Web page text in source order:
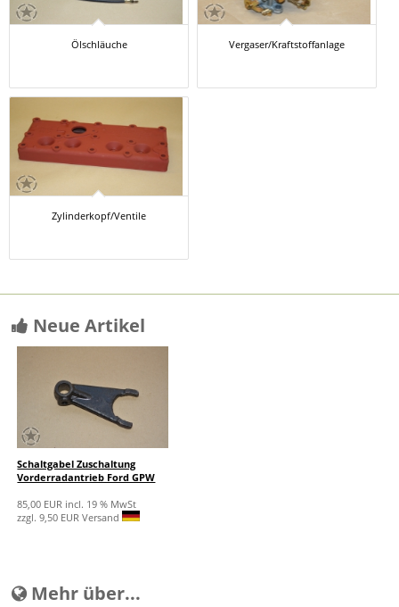
Ölschläuche Vergaser/Kraftstoffanlage
Zylinderkopf/Ventile
Neue Artikel
Schaltgabel Zuschaltung
Vorderradantrieb Ford GPW
85,00 EUR incl. 19 % MwSt
zzgl. 9,50 EUR Versand
Mehr über...